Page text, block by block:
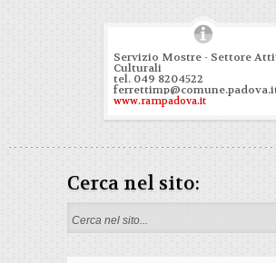
Servizio Mostre - Settore
Culturali
tel. 049 8204522
www.rampadova.it
Cerca nel sito:
Form di ricerca